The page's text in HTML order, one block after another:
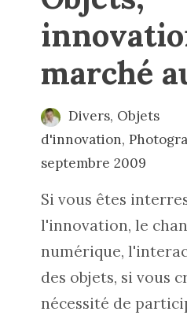
marché
Divers, Objets
d'innovation,
septembre 2009
Si vous êtes
l'innovation, le
numérique,
des objets, si vous
nécessité de